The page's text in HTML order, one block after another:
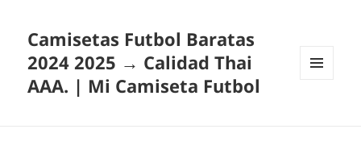
Camisetas Futbol Baratas
2024 2025 → Calidad Thai
AAA. | Mi Camiseta Futbol